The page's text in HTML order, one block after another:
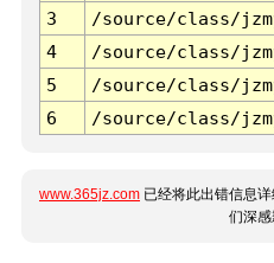
3 /source/class/
4
/source/class/
5
/source/class/
6
/source/class/
www.365jz.com 已经将此出错信息
们深感